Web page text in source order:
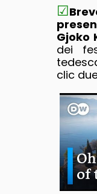
☑
Gjoko
dei
clic